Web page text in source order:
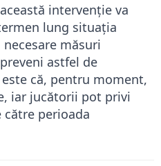
intervenție va
lung situația
măsuri
astfel de
că, pentru moment,
iar jucătorii pot privi
perioada